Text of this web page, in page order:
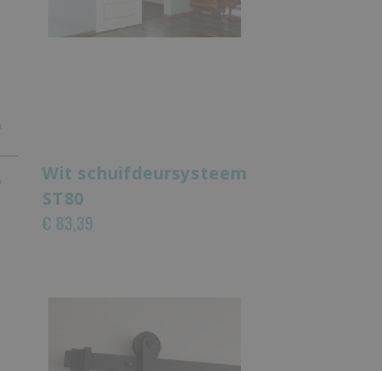
Wit schuifdeursysteem
ST80
€ 83,39